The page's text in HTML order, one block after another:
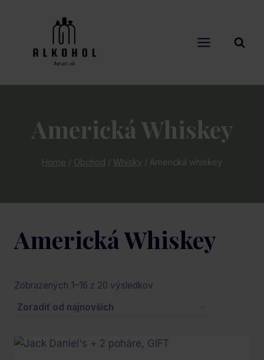
Americká Whiskey
Home / Obchod / Whisky / Americká whiskey
Americká Whiskey
Zobrazených 1–16 z 20 výsledkov